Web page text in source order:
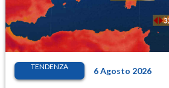
TENDENZA 6 Agosto 2026